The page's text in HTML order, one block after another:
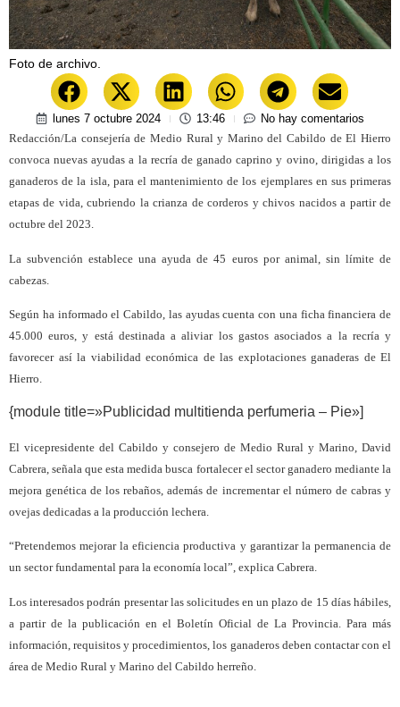
Foto de archivo.
lunes 7 octubre 2024 13:46
No hay comentarios
Redacción/La consejería de Medio Rural y Marino del Cabildo de El Hierro
convoca nuevas ayudas a la recría de ganado caprino y ovino, dirigidas a los
ganaderos de la isla, para el mantenimiento de los ejemplares en sus primeras
etapas de vida, cubriendo la crianza de corderos y chivos nacidos a partir de
octubre del 2023.
La subvención establece una ayuda de 45 euros por animal, sin límite de
cabezas.
Según ha informado el Cabildo, las ayudas cuenta con una ficha financiera de
45.000 euros, y está destinada a aliviar los gastos asociados a la recría y
favorecer así la viabilidad económica de las explotaciones ganaderas de El
Hierro.
{module title=»Publicidad multitienda perfumeria – Pie»]
El vicepresidente del Cabildo y consejero de Medio Rural y Marino, David
Cabrera, señala que esta medida busca fortalecer el sector ganadero mediante la
mejora genética de los rebaños, además de incrementar el número de cabras y
ovejas dedicadas a la producción lechera.
“Pretendemos mejorar la eficiencia productiva y garantizar la permanencia de
un sector fundamental para la economía local”, explica Cabrera.
Los interesados podrán presentar las solicitudes en un plazo de 15 días hábiles,
a partir de la publicación en el Boletín Oficial de La Provincia. Para más
información, requisitos y procedimientos, los ganaderos deben contactar con el
área de Medio Rural y Marino del Cabildo herreño.